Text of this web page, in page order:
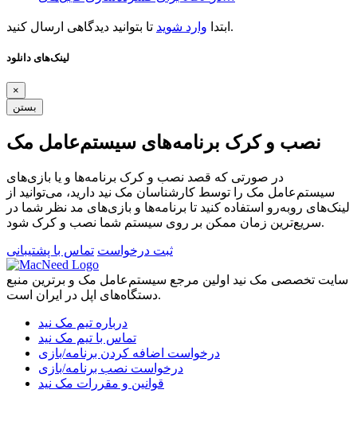
ابتدا وارد شوید تا بتوانید دیدگاهی ارسال کنید.
لینک‌های دانلود
×
بستن
نصب و کرک برنامه‌های سیستم‌عامل مک
در صورتی که قصد نصب و کرک برنامه‌ها و یا بازی‌های
سیستم‌عامل مک را توسط کارشناسان مک نید دارید، می‌توانید از
لینک‌های رو‌به‌رو استفاده کنید تا برنامه‌ها و بازی‌های مد نظر شما در
سریع‌ترین زمان ممکن بر روی سیستم شما نصب و کرک شود.
ثبت درخواست تماس با پشتیبانی
سایت تخصصی مک نید اولین مرجع سیستم‌عامل مک و برترین منبع
دستگاه‌های اپل در ایران است.
درباره تیم مک نید
تماس با تیم مک نید
درخواست اضافه کردن برنامه/بازی
درخواست نصب برنامه/بازی
قوانین و مقررات مک نید